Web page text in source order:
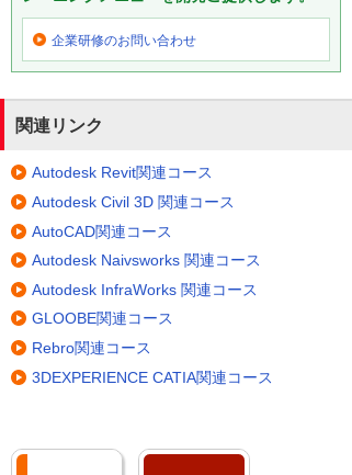
企業研修のお問い合わせ
関連リンク
Autodesk Revit関連コース
Autodesk Civil 3D 関連コース
AutoCAD関連コース
Autodesk Naivsworks 関連コース
Autodesk InfraWorks 関連コース
GLOOBE関連コース
Rebro関連コース
3DEXPERIENCE CATIA関連コース